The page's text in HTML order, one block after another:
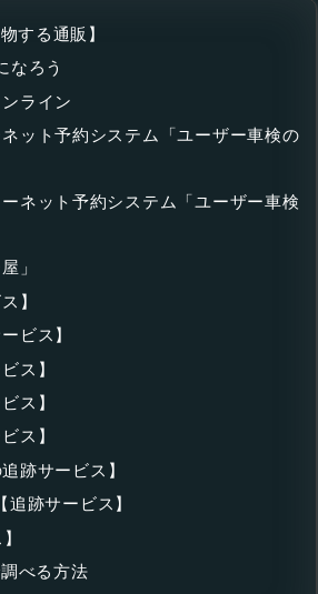
する通販】
なろう
ライン
ット予約システム「ユーザー車検の
ネット予約システム「ユーザー車検
」
】
ビス】
ス】
ス】
ス】
跡サービス】
跡サービス】
べる方法